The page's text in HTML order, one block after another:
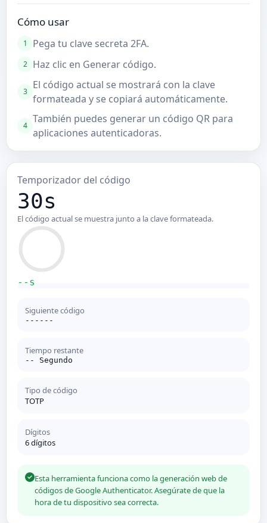
Cómo usar
1 Pega tu clave secreta 2FA.
2 Haz clic en Generar código.
3
El código actual se mostrará con la clave
formateada y se copiará automáticamente.
4
También puedes generar un código QR para
aplicaciones autenticadoras.
Temporizador del código
30s
El código actual se muestra junto a la clave formateada.
--s
Siguiente código
------
Tiempo restante
-- Segundo
Tipo de código
TOTP
Dígitos
6 dígitos
Esta herramienta funciona como la generación web de
códigos de Google Authenticator. Asegúrate de que la
hora de tu dispositivo sea correcta.